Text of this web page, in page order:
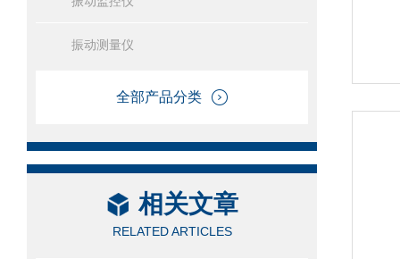
振动测量仪
全部产品分类
相关文章
RELATED ARTICLES